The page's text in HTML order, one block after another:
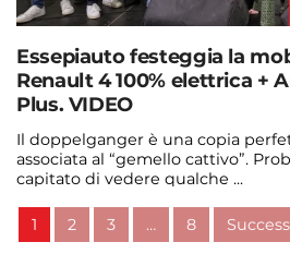
Essepiauto festeggia la
Renault 4 100% elettrica +
Plus. VIDEO
Il doppelganger è una copia
associata al “gemello cattivo”.
capitato di vedere qualche ...
Continua a leggere
1 2 3 … 8